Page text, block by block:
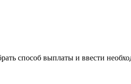
способ выплаты и ввести